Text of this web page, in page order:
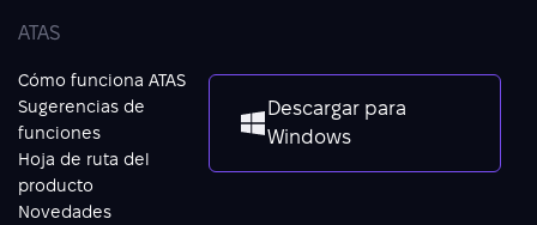
ATAS
Cómo funciona ATAS
Sugerencias de
funciones
Hoja de ruta del
producto
Novedades
Descargar para
Windows